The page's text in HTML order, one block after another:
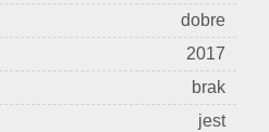
dobre
2017
brak
jest